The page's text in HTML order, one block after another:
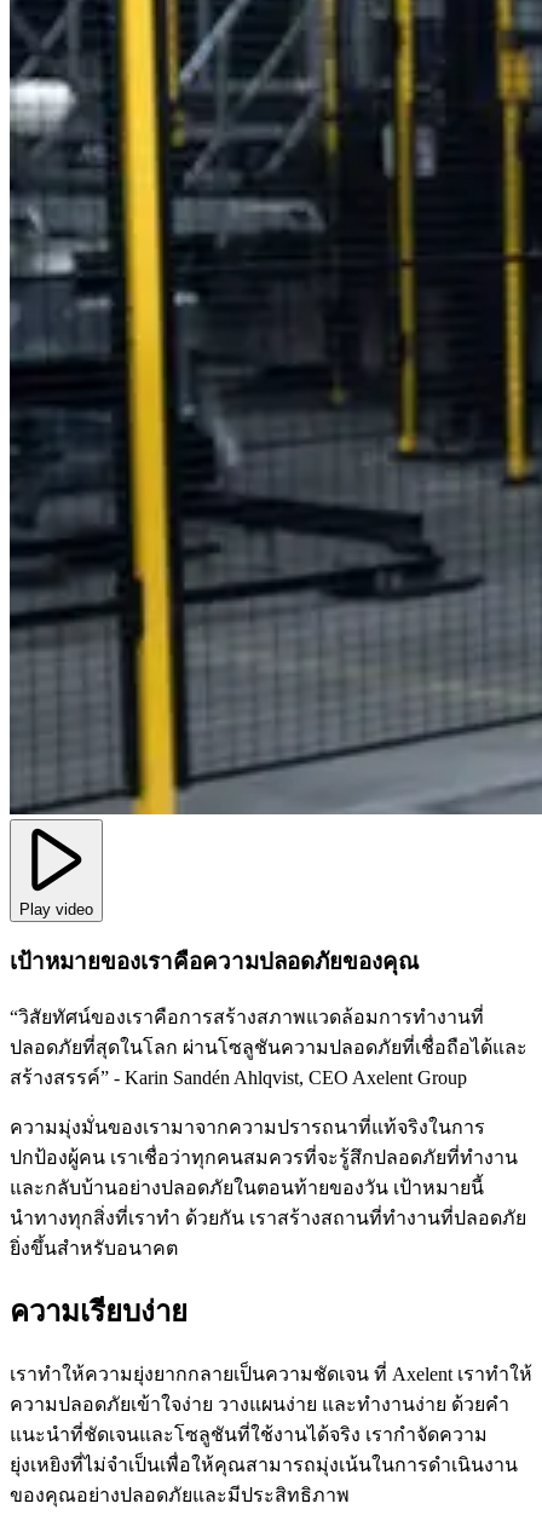
Play video
เป้าหมายของเราคือความปลอดภัยของคุณ
“วิสัยทัศน์ของเราคือการสร้างสภาพแวดล้อมการทำงานที่
ปลอดภัยที่สุดในโลก ผ่านโซลูชันความปลอดภัยที่เชื่อถือได้และ
สร้างสรรค์” - Karin Sandén Ahlqvist, CEO Axelent Group
ความมุ่งมั่นของเรามาจากความปรารถนาที่แท้จริงในการ
ปกป้องผู้คน เราเชื่อว่าทุกคนสมควรที่จะรู้สึกปลอดภัยที่ทำงาน
และกลับบ้านอย่างปลอดภัยในตอนท้ายของวัน เป้าหมายนี้
นำทางทุกสิ่งที่เราทำ ด้วยกัน เราสร้างสถานที่ทำงานที่ปลอดภัย
ยิ่งขึ้นสำหรับอนาคต
ความเรียบง่าย
เราทำให้ความยุ่งยากกลายเป็นความชัดเจน ที่ Axelent เราทำให้
ความปลอดภัยเข้าใจง่าย วางแผนง่าย และทำงานง่าย ด้วยคำ
แนะนำที่ชัดเจนและโซลูชันที่ใช้งานได้จริง เรากำจัดความ
ยุ่งเหยิงที่ไม่จำเป็นเพื่อให้คุณสามารถมุ่งเน้นในการดำเนินงาน
ของคุณอย่างปลอดภัยและมีประสิทธิภาพ